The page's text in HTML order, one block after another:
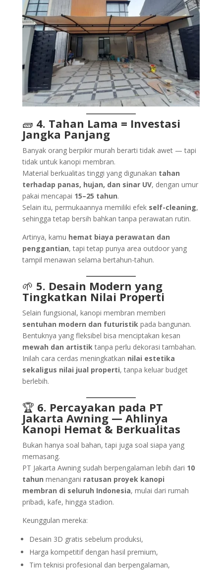
🧱 4. Tahan Lama = Investasi
Jangka Panjang
Banyak orang berpikir murah berarti tidak awet — tapi
tidak untuk kanopi membran.
Material berkualitas tinggi yang digunakan tahan
terhadap panas, hujan, dan sinar UV, dengan umur
pakai mencapai 15–25 tahun.
Selain itu, permukaannya memiliki efek self-cleaning,
sehingga tetap bersih bahkan tanpa perawatan rutin.
Artinya, kamu hemat biaya perawatan dan
penggantian, tapi tetap punya area outdoor yang
tampil menawan selama bertahun-tahun.
🌱 5. Desain Modern yang
Tingkatkan Nilai Properti
Selain fungsional, kanopi membran memberi
sentuhan modern dan futuristik pada bangunan.
Bentuknya yang fleksibel bisa menciptakan kesan
mewah dan artistik tanpa perlu dekorasi tambahan.
Inilah cara cerdas meningkatkan nilai estetika
sekaligus nilai jual properti, tanpa keluar budget
berlebih.
🏆 6. Percayakan pada PT
Jakarta Awning — Ahlinya
Kanopi Hemat & Berkualitas
Bukan hanya soal bahan, tapi juga soal siapa yang
memasang.
PT Jakarta Awning sudah berpengalaman lebih dari 10
tahun menangani ratusan proyek kanopi
membran di seluruh Indonesia, mulai dari rumah
pribadi, kafe, hingga stadion.
Keunggulan mereka:
Desain 3D gratis sebelum produksi,
Harga kompetitif dengan hasil premium,
Tim teknisi profesional dan berpengalaman,